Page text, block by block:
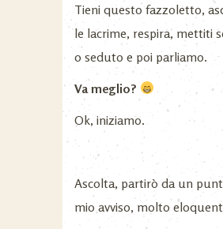
Tieni questo fazzoletto,
le lacrime, respira, mettiti
o seduto e poi parliamo.
Va meglio?
Ok, iniziamo.
Ascolta, partirò da un
mio avviso, molto